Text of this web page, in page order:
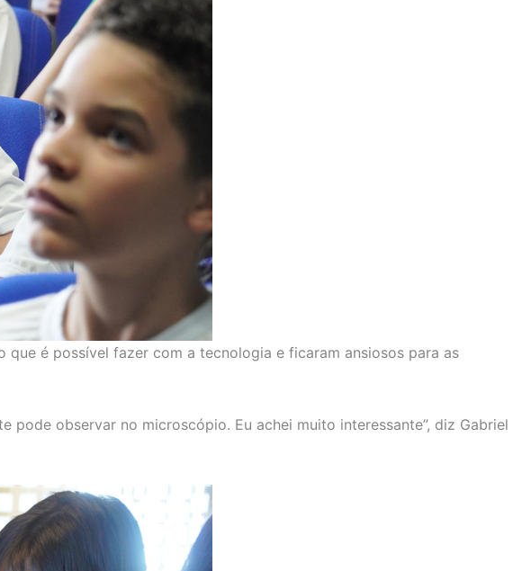
é possível fazer com a tecnologia e ficaram ansiosos para as
observar no microscópio. Eu achei muito interessante”, diz Gabriel